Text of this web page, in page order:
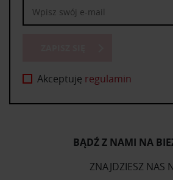
Akceptuję regulamin
BĄDŹ Z NAMI NA
ZNAJDZIESZ NAS